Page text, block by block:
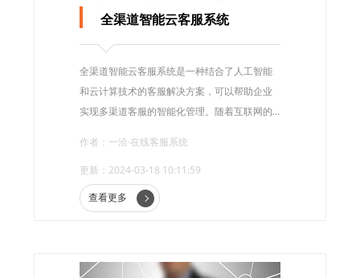
全渠道智能云客服系统
全渠道智能云客服系统是一种结合了人工智能
和云计算技术的客服解决方案，可以帮助企业
实现多渠道客服的智能化管理。随着互联网的
断提高，传统的客服模式已经无法满足客户的
需求。全渠道智能云客服系统的出现，为企业
提供了更高效、更智能的客服解决方案，帮助
企业提升客户满意度和服务质量。
作者：一洽·在线客服系统
更新：2024-03-18 10:11:59
查看更多